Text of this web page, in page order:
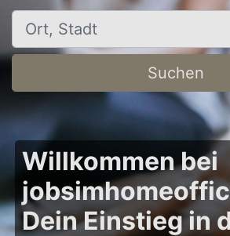
Ort, Stadt
Suchen
Willkommen bei
Dein Einstieg in